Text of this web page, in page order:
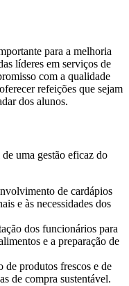
para a melhoria
líderes em serviços de
com a qualidade
refeições que sejam
dos alunos.
uma gestão eficaz do
de cardápios
e às necessidades dos
dos funcionários para
e a preparação de
de produtos frescos e de
de compra sustentável.